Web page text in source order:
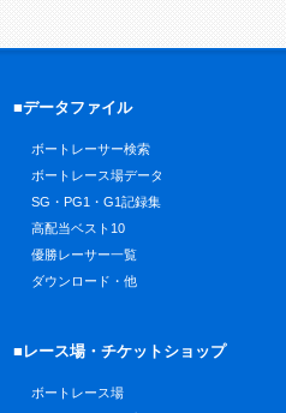
■データファイル
ボートレーサー検索
ボートレース場データ
SG・PG1・G1記録集
高配当ベスト10
優勝レーサー一覧
ダウンロード・他
■レース場・チケットショップ
ボートレース場